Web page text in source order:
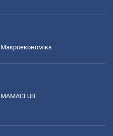
Макроекономіка
MAMACLUB